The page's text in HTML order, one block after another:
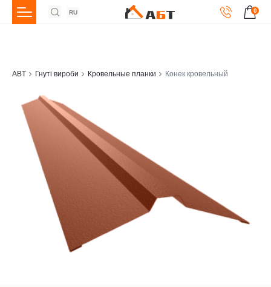
RU 0
ABT Гнуті вироби Кровельные планки Конек кровельный